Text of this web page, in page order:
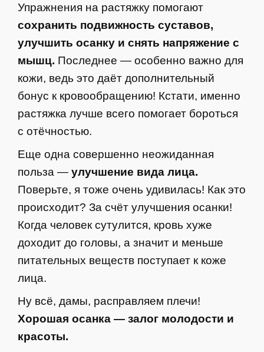
Упражнения на растяжку помогают
сохранить подвижность суставов,
улучшить осанку и снять напряжение с
мышц. Последнее — особенно важно для
кожи, ведь это даёт дополнительный
бонус к кровообращению! Кстати, именно
растяжка лучше всего помогает бороться
с отёчностью.
Еще одна совершенно неожиданная
польза —улучшение вида лица.
Поверьте, я тоже очень удивилась! Как это
происходит? За счёт улучшения осанки!
Когда человек сутулится, кровь хуже
доходит до головы, а значит и меньше
питательных веществ поступает к коже
лица.
Ну всё, дамы, расправляем плечи!
Хорошая осанка — залог молодости и
красоты.